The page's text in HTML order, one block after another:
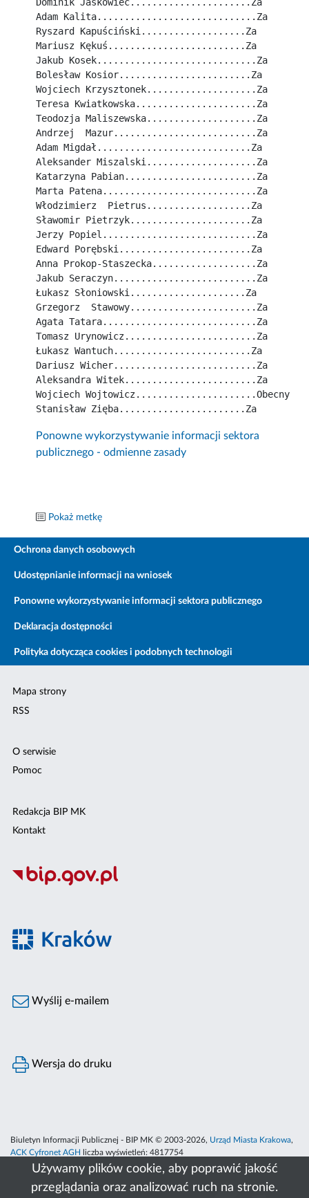
Używamy plików cookie, aby poprawić jakość
przeglądania oraz analizować ruch na stronie.
Adam Kalita.............................Za
Ryszard Kapuściński...................Za
Mariusz Kękuś.........................Za
Jakub Kosek.............................Za
Bolesław Kosior........................Za
Wojciech Krzysztonek....................Za
Teresa Kwiatkowska......................Za
Teodozja Maliszewska....................Za
Andrzej  Mazur..........................Za
Adam Migdał............................Za
Aleksander Miszalski....................Za
Katarzyna Pabian........................Za
Marta Patena............................Za
Włodzimierz  Pietrus...................Za
Sławomir Pietrzyk......................Za
Jerzy Popiel............................Za
Edward Porębski........................Za
Anna Prokop-Staszecka...................Za
Jakub Seraczyn..........................Za
Łukasz Słoniowski.....................Za
Grzegorz  Stawowy.......................Za
Agata Tatara............................Za
Tomasz Urynowicz........................Za
Łukasz Wantuch.........................Za
Dariusz Wicher..........................Za
Aleksandra Witek........................Za
Wojciech Wojtowicz......................Obecny
Stanisław Zięba.......................Za
Ponowne wykorzystywanie informacji sektora
publicznego - odmienne zasady
Pokaż metkę
Ochrona danych osobowych
Udostępnianie informacji na wniosek
Ponowne wykorzystywanie informacji sektora publicznego
Deklaracja dostępności
Polityka dotycząca cookies i podobnych technologii
Mapa strony
RSS
O serwisie
Pomoc
Redakcja BIP MK
Kontakt
Wyślij e-mailem
Wersja do druku
Biuletyn Informacji Publicznej - BIP MK © 2003-2026, Urząd Miasta Krakowa,
ACK Cyfronet AGH
liczba wyświetleń: 4817754